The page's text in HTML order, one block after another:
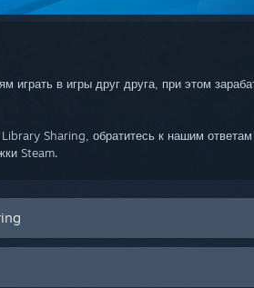
играть в игры друг друга, при этом
Sharing, обратитесь к нашим
Steam.